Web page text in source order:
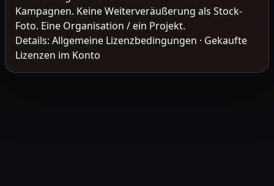
Kampagnen. Keine Weiterveräußerung als Stock-
Foto. Eine Organisation / ein Projekt.
Details: Allgemeine Lizenzbedingungen · Gekaufte
Lizenzen im Konto